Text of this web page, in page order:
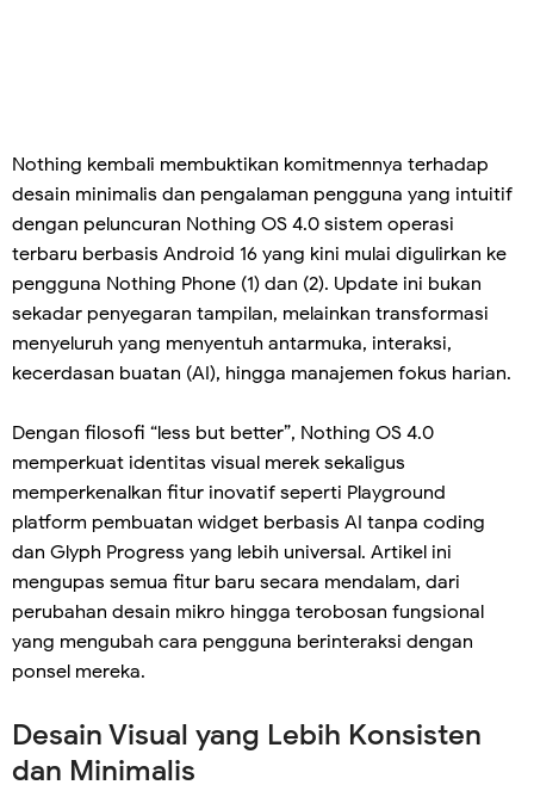
Nothing kembali membuktikan komitmennya terhadap
desain minimalis dan pengalaman pengguna yang intuitif
dengan peluncuran Nothing OS 4.0 sistem operasi
terbaru berbasis Android 16 yang kini mulai digulirkan ke
pengguna Nothing Phone (1) dan (2). Update ini bukan
sekadar penyegaran tampilan, melainkan transformasi
menyeluruh yang menyentuh antarmuka, interaksi,
kecerdasan buatan (AI), hingga manajemen fokus harian.
Dengan filosofi “less but better”, Nothing OS 4.0
memperkuat identitas visual merek sekaligus
memperkenalkan fitur inovatif seperti Playground
platform pembuatan widget berbasis AI tanpa coding
dan Glyph Progress yang lebih universal. Artikel ini
mengupas semua fitur baru secara mendalam, dari
perubahan desain mikro hingga terobosan fungsional
yang mengubah cara pengguna berinteraksi dengan
ponsel mereka.
Desain Visual yang Lebih Konsisten
dan Minimalis